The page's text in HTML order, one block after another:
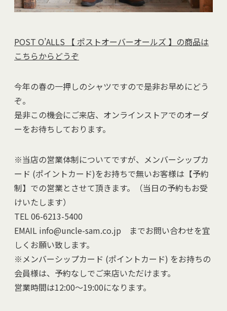
POST O’ALLS 【 ポストオーバーオールズ 】の商品は
こちらからどうぞ
今年の春の一押しのシャツですので是非お早めにどう
ぞ。
是非この機会にご来店、オンラインストアでのオーダ
ーをお待ちしております。
※当店の営業体制についてですが、メンバーシップカ
ード (ポイントカード)をお持ちで無いお客様は【予約
制】での営業とさせて頂きます。（当日の予約もお受
けいたします）
TEL 06-6213-5400
EMAIL info@uncle-sam.co.jp までお問い合わせを宜
しくお願い致します。
※メンバーシップカード (ポイントカード) をお持ちの
会員様は、予約なしでご来店いただけます。
営業時間は12:00～19:00になります。